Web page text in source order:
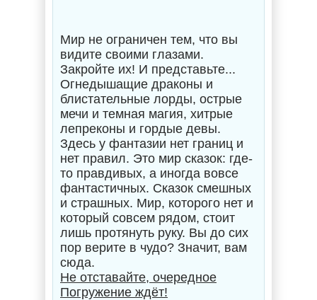
Мир не ограничен тем, что вы
видите своими глазами.
Закройте их! И представьте...
Огнедышащие драконы и
блистательные лорды, острые
мечи и темная магия, хитрые
лепреконы и гордые девы.
Здесь у фантазии нет границ и
нет правил. Это мир сказок: где-
то правдивых, а иногда вовсе
фантастичных. Сказок смешных
и страшных. Мир, которого нет и
который совсем рядом, стоит
лишь протянуть руку. Вы до сих
пор верите в чудо? Значит, вам
сюда.
Не отставайте, очередное
Погружение ждёт!